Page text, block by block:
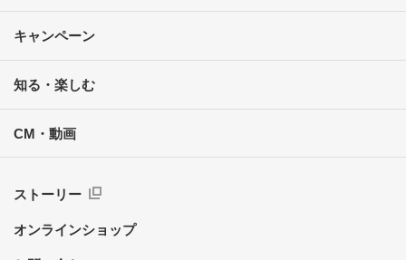
キャンペーン
知る・楽しむ
CM・動画
ストーリー
オンラインショップ